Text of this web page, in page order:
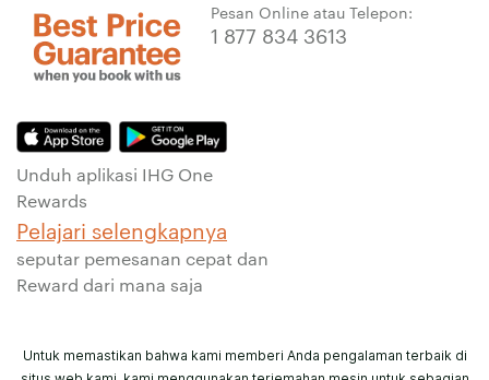
Pesan Online atau Telepon:
1 877 834 3613
Unduh aplikasi IHG One
Rewards
Pelajari selengkapnya
seputar pemesanan cepat dan
Reward dari mana saja
Untuk memastikan bahwa kami memberi Anda pengalaman terbaik di